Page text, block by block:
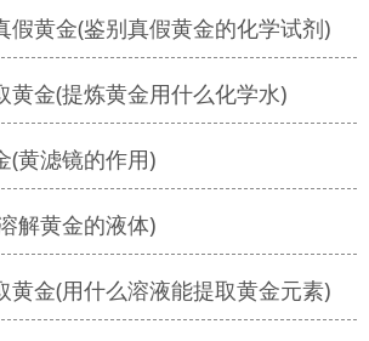
假黄金(鉴别真假黄金的化学试剂)
黄金(提炼黄金用什么化学水)
(黄滤镜的作用)
解黄金的液体)
黄金(用什么溶液能提取黄金元素)